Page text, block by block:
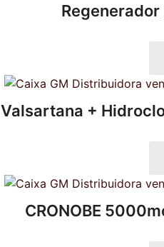
Valsartana +
CRONOBE